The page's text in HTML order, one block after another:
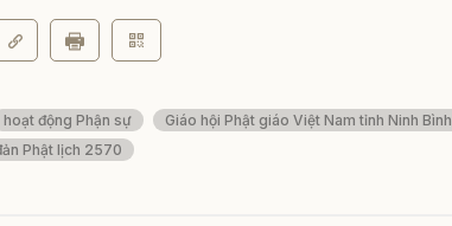
hoạt động Phận sự
Giáo hội Phật giáo Việt Nam tỉnh Ninh Bình
Phật lịch 2570